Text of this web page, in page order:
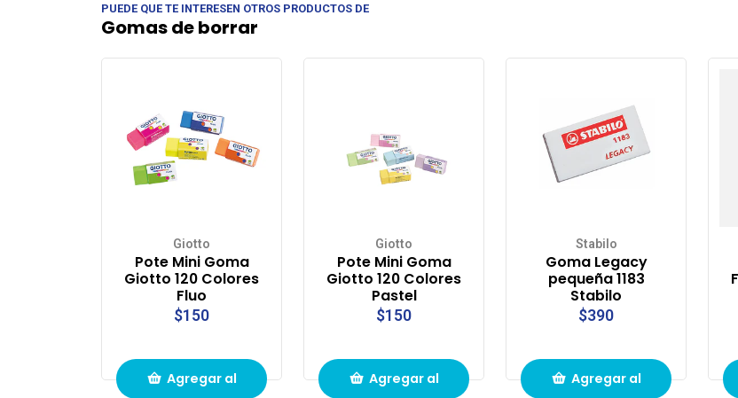
PUEDE QUE TE INTERESEN OTROS PRODUCTOS DE
Gomas de borrar
Giotto
Pote Mini Goma
Giotto 120 Colores
Fluo
$150
Agregar al
Giotto
Pote Mini Goma
Giotto 120 Colores
Pastel
$150
Agregar al
Stabilo
Goma Legacy
pequeña 1183
Stabilo
$390
Agregar al